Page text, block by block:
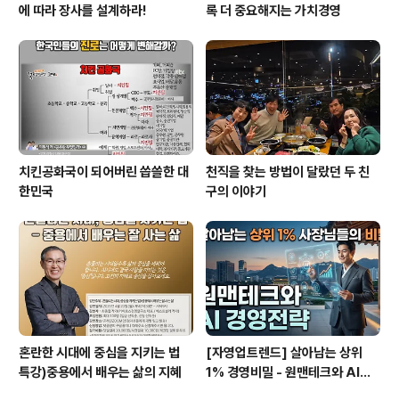
에 따라 장사를 설계하라!
록 더 중요해지는 가치경영
치킨공화국이 되어버린 씁쓸한 대
한민국
천직을 찾는 방법이 달랐던 두 친
구의 이야기
혼란한 시대에 중심을 지키는 법
특강)중용에서 배우는 삶의 지혜
[자영업트렌드] 살아남는 상위
1% 경영비밀 - 원맨테크와 AI경